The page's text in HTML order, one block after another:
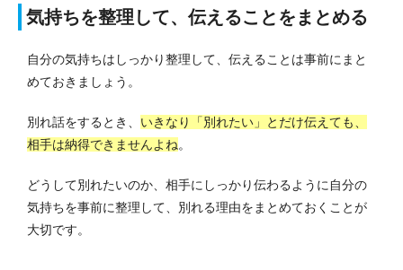
気持ちを整理して、伝えることをまとめる
自分の気持ちはしっかり整理して、伝えることは事前にまと
めておきましょう。
別れ話をするとき、 いきなり「別れたい」とだけ伝えても、
相手は納得できませんよね。
どうして別れたいのか、相手にしっかり伝わるように自分の
気持ちを事前に整理して、別れる理由をまとめておくことが
大切です。